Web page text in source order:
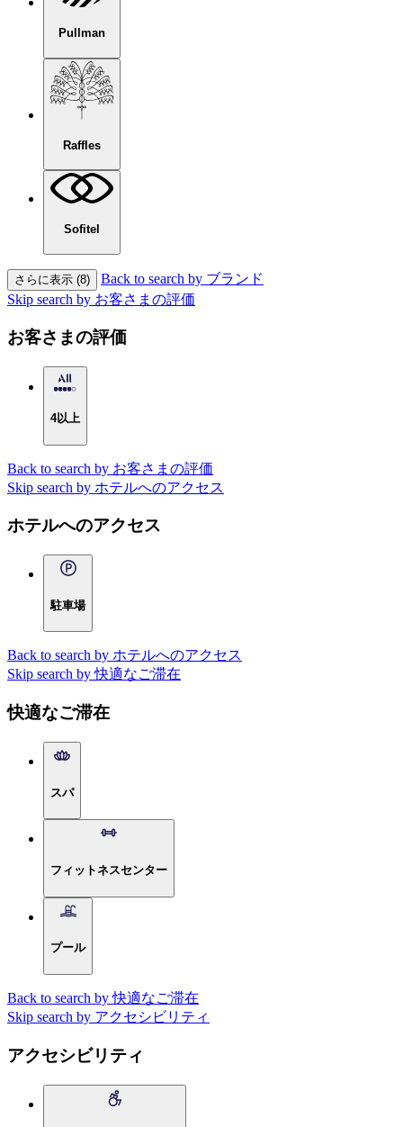
Pullman
Raffles
Sofitel
さらに表示 (8)
Back to search by ブランド
Skip search by お客さまの評価
お客さまの評価
4以上
Back to search by お客さまの評価
Skip search by ホテルへのアクセス
ホテルへのアクセス
駐車場
Back to search by ホテルへのアクセス
Skip search by 快適なご滞在
快適なご滞在
スパ
フィットネスセンター
プール
Back to search by 快適なご滞在
Skip search by アクセシビリティ
アクセシビリティ